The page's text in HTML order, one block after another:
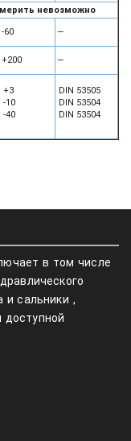
невозможно
-60 —
+200 —
+3
-10
-40
DIN 53505
DIN 53504
DIN 53504
в том числе
и сальники ,